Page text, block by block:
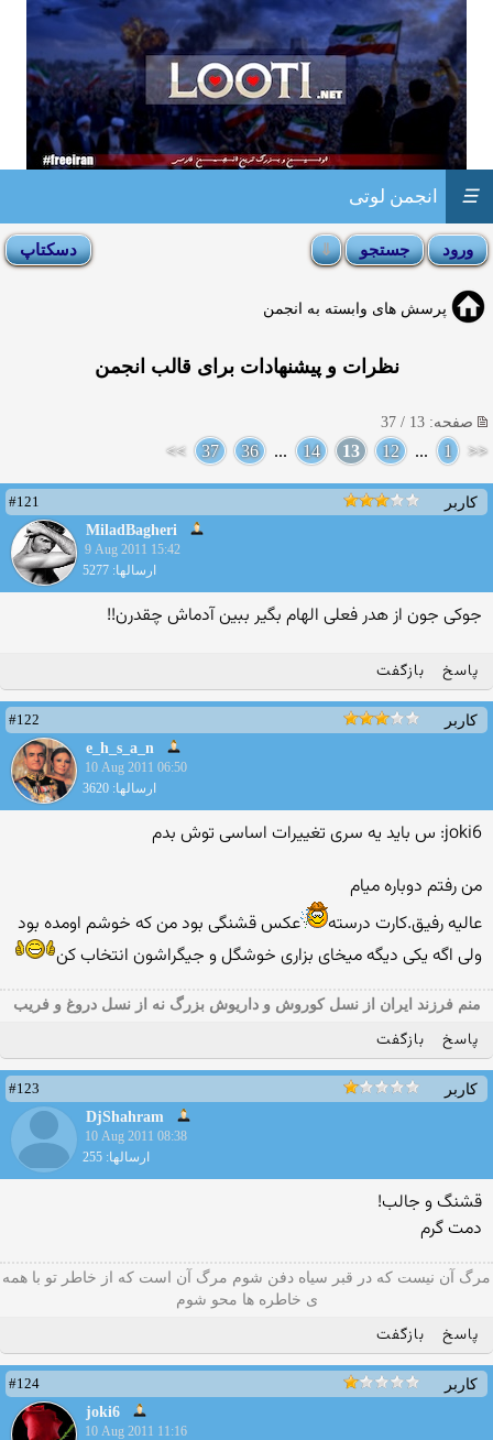
انجمن لوتی ☰
پرسش های وابسته به انجمن
نظرات و پیشنهادات برای قالب انجمن
صفحه: 13 / 37
<<
1
...
12
13
14
...
36
37
>>
کاربر
#121
MiladBagheri
9 Aug 2011 15:42
ارسالها: 5277
جوكی جون از هدر فعلی الهام بگیر ببین آدماش چقدرن!!
پاسخ بازگفت
کاربر
#122
e_h_s_a_n
10 Aug 2011 06:50
ارسالها: 3620
joki6: س باید یه سری تغییرات اساسی توش بدم
من رفتم دوباره میام
عالیه رفیق.كارت درسته
عكس قشنگی بود من كه خوشم اومده بود
ولی اگه یكی دیگه میخای بزاری خوشگل و جیگراشون انتخاب كن
منم فرزند ایران از نسل کوروش و داریوش بزرگ نه از نسل دروغ و فریب
پاسخ بازگفت
کاربر
#123
DjShahram
10 Aug 2011 08:38
ارسالها: 255
قشنگ و جالب!
دمت گرم
مرگ آن نیست که در قبر سیاه دفن شوم مرگ آن است که از خاطر تو با همه
ی خاطره ها محو شوم
پاسخ بازگفت
کاربر
#124
joki6
10 Aug 2011 11:16